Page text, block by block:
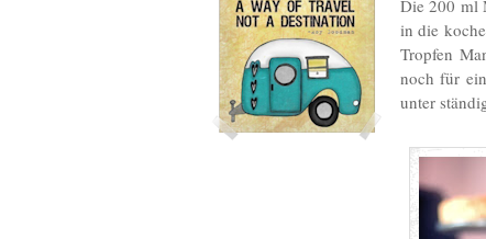
Die 200 ml
in die
Tropfen
noch für
unter